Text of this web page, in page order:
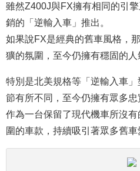
雖然Z400J與FX擁有相同的引
銷的「逆輸入車」推出。
如果說FX是經典的舊車風格，
獷的氛圍，至今仍擁有穩固的人
特別是北美規格等「逆輸入車
節有所不同，至今仍擁有眾多忠
作為一台保留了現代機車所沒
圍的車款，持續吸引著眾多舊車